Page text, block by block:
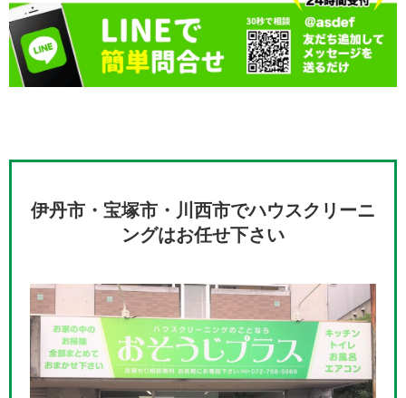
伊丹市・宝塚市・川西市でハウスクリーニ
ングはお任せ下さい